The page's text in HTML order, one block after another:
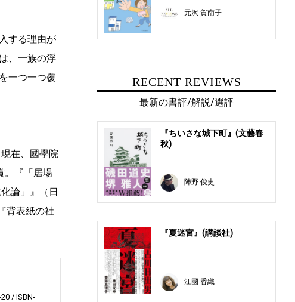
する理由が
、一族の浮
一つ一つ覆
在、國學院
。『「居場
論」』（日
背表紙の社
ISBN-
元沢 賀南子
RECENT REVIEWS
最新の書評/解説/選評
『ちいさな城下町』(文藝春
秋)
陣野 俊史
『夏迷宮』(講談社)
江國 香織